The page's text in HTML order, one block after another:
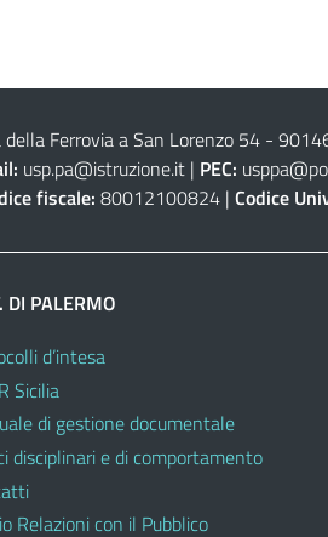
della Ferrovia a San Lorenzo 54 -
usp.pa@istruzione.it| PEC:
fiscale: 80012100824 | Codice
DI PALERMO
d’intesa
Sicilia
di gestione documentale
disciplinari e di comportamento
Relazioni con il Pubblico